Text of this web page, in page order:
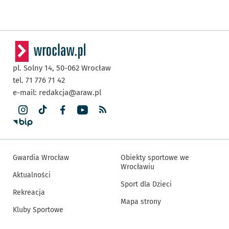
pl. Solny 14, 50-062 Wrocław
tel. 71 776 71 42
e-mail: redakcja@araw.pl
Gwardia Wrocław
Aktualności
Rekreacja
Kluby Sportowe
Obiekty sportowe we
Wrocławiu
Sport dla Dzieci
Mapa strony